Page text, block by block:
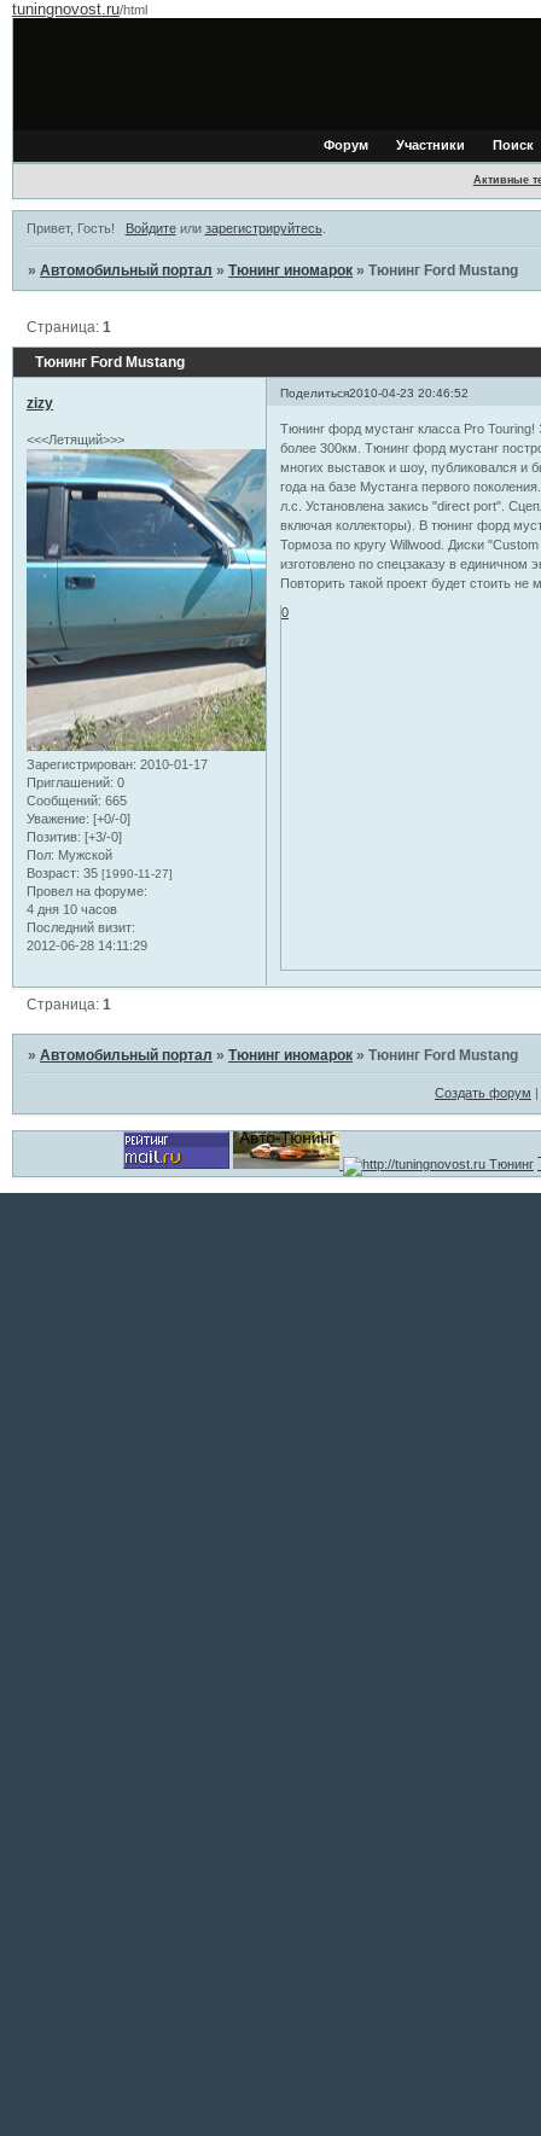
tuningnovost.ru/html
Форум Участники Поиск
Активные
Привет, Гость! Войдитеили зарегистрируйтесь.
»Автомобильный портал »Тюнинг иномарок »Тюнинг Ford Mustang
Тюнинг Ford Mustang
Страница:1
Поделиться2010-04-23 20:46:52
zizy
<<<Летящий>>>
Зарегистрирован: 2010-01-17
Приглашений: 0
Сообщений: 665
Уважение: [+0/-0]
Позитив: [+3/-0]
Пол: Мужской
Возраст: 35 [1990-11-27]
Провел на форуме:
4 дня 10 часов
Последний визит:
2012-06-28 14:11:29
Тюнинг форд мустанг класса Pro
более 300км. Тюнинг форд мустанг
многих выставок и шоу, публиковался и
года на базе Мустанга первого
л.с. Установлена закись "direct port".
включая коллекторы). В тюнинг форд
Тормоза по кругу Willwood. Диски
изготовлено по спецзаказу в единичном
Повторить такой проект будет стоить не
0
Страница:1
»Автомобильный портал »Тюнинг иномарок »Тюнинг Ford Mustang
Создать форум |